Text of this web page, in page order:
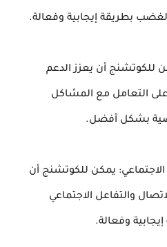
بطريقة إيجابية وفعالة.
للكوتشنج أن يعزز الدعم
التعامل مع المشاكل
بشكل أفضل.
الاجتماعي: يمكن للكوتشنج أن
والتفاعل الاجتماعي
وفعالة.